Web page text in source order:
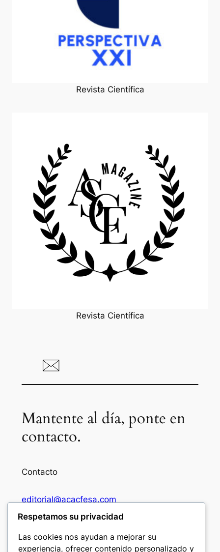
Revista Científica
Revista Científica
Mantente al día, ponte en
contacto.
Contacto
editorial@acacfesa.com
Respetamos su privacidad
Las cookies nos ayudan a mejorar su
experiencia, ofrecer contenido personalizado y